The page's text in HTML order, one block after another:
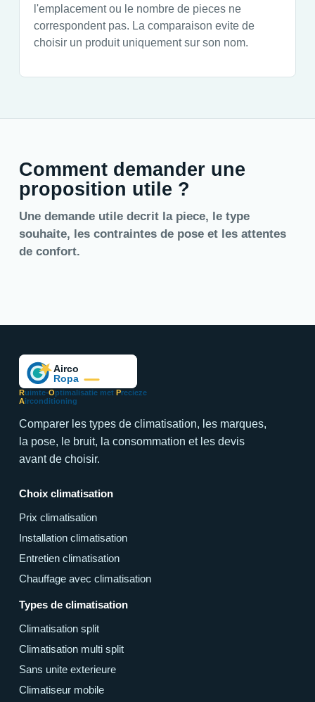
l'emplacement ou le nombre de pieces ne
correspondent pas. La comparaison evite de
choisir un produit uniquement sur son nom.
Comment demander une
proposition utile ?
Une demande utile decrit la piece, le type
souhaite, les contraintes de pose et les attentes
de confort.
Ruimte-Optimalisatie met Precieze
Airconditioning
Comparer les types de climatisation, les marques,
la pose, le bruit, la consommation et les devis
avant de choisir.
Choix climatisation
Prix climatisation
Installation climatisation
Entretien climatisation
Chauffage avec climatisation
Types de climatisation
Climatisation split
Climatisation multi split
Sans unite exterieure
Climatiseur mobile